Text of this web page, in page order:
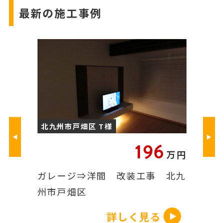
最新の施工事例
市戸畑区 T様
ジ⇒洋間 改装工事 北九
北九州市戸畑区 T様
エコカラット